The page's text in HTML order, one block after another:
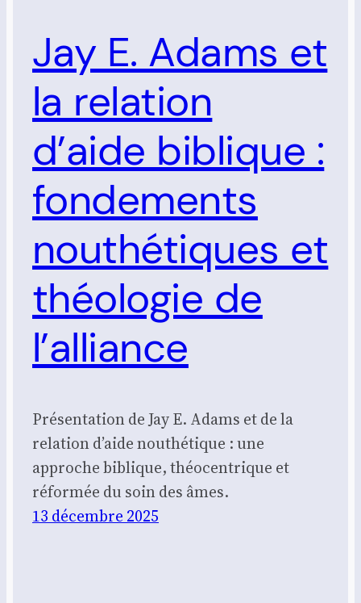
Jay E. Adams et
la relation
d’aide biblique :
fondements
nouthétiques et
théologie de
l’alliance
Présentation de Jay E. Adams et de la
relation d’aide nouthétique : une
approche biblique, théocentrique et
réformée du soin des âmes.
13 décembre 2025